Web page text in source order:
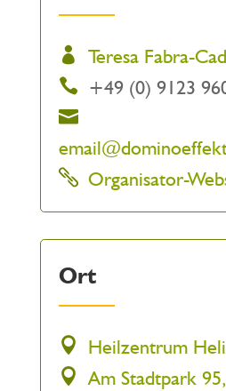
Teresa Fabra-
+49 (0) 9123
Organisator-
Ort
Heilzentrum
Am Stadtpark